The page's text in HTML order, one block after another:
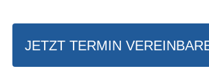
JETZT TERMIN